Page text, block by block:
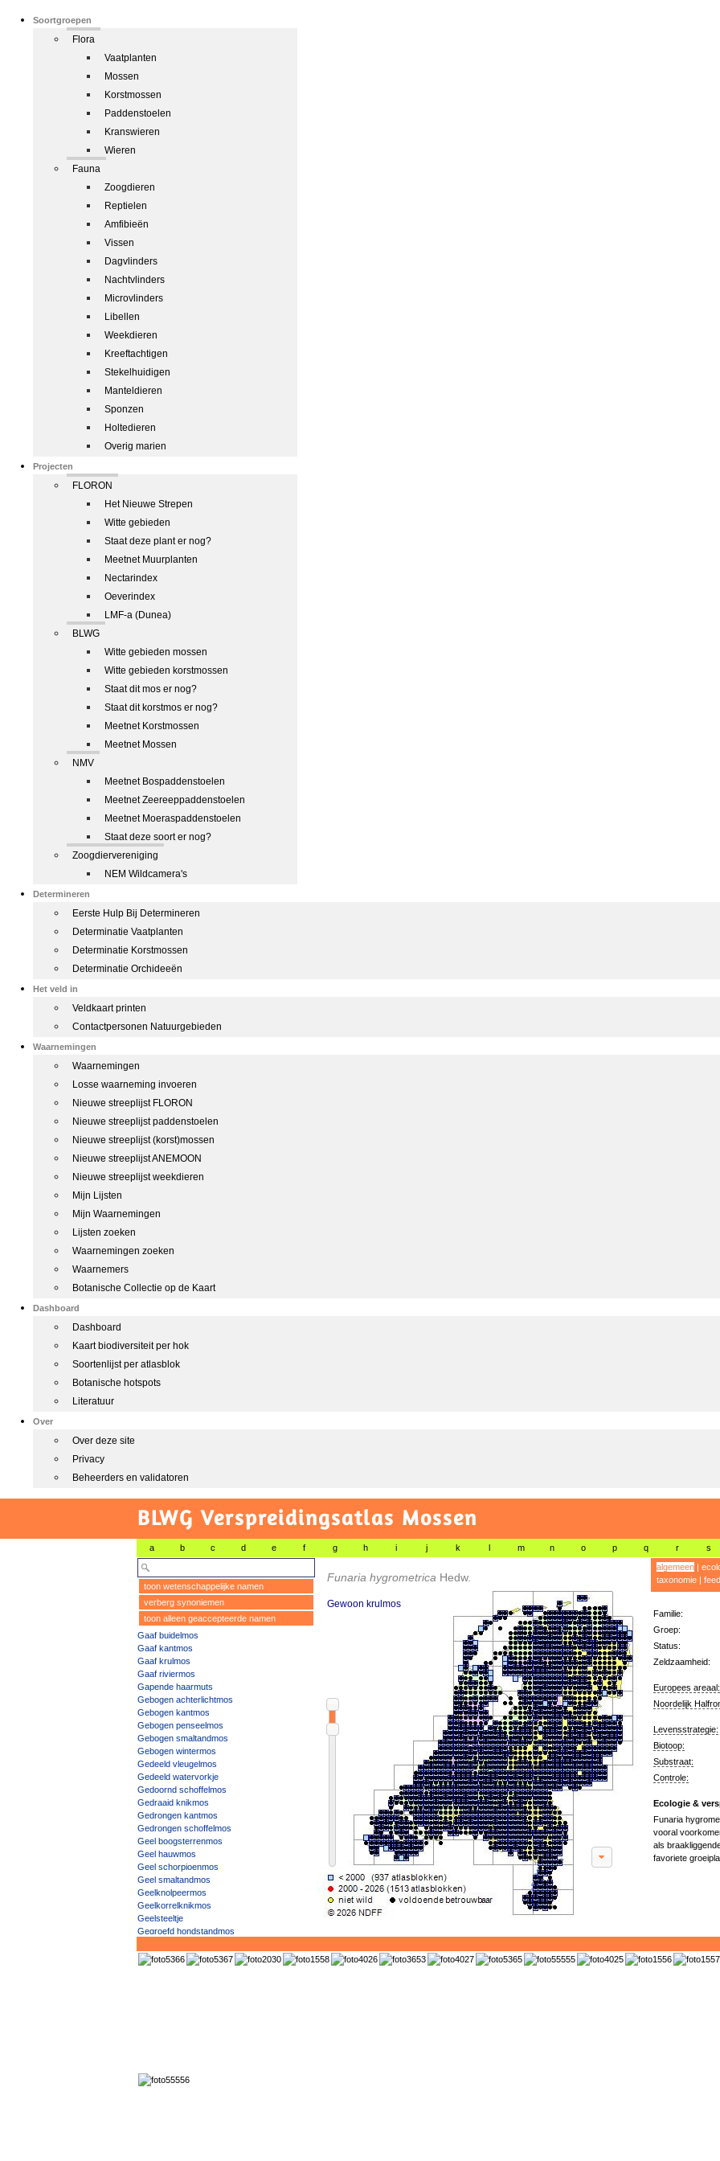
Soortgroepen
Flora
Vaatplanten
Mossen
Korstmossen
Paddenstoelen
Kranswieren
Wieren
Fauna
Zoogdieren
Reptielen
Amfibieën
Vissen
Dagvlinders
Nachtvlinders
Microvlinders
Libellen
Weekdieren
Kreeftachtigen
Stekelhuidigen
Manteldieren
Sponzen
Holtedieren
Overig marien
Projecten
FLORON
Het Nieuwe Strepen
Witte gebieden
Staat deze plant er nog?
Meetnet Muurplanten
Nectarindex
Oeverindex
LMF-a (Dunea)
BLWG
Witte gebieden mossen
Witte gebieden korstmossen
Staat dit mos er nog?
Staat dit korstmos er nog?
Meetnet Korstmossen
Meetnet Mossen
NMV
Meetnet Bospaddenstoelen
Meetnet Zeereeppaddenstoelen
Meetnet Moeraspaddenstoelen
Staat deze soort er nog?
Zoogdiervereniging
NEM Wildcamera's
Determineren
Eerste Hulp Bij Determineren
Determinatie Vaatplanten
Determinatie Korstmossen
Determinatie Orchideeën
Het veld in
Veldkaart printen
Contactpersonen Natuurgebieden
Waarnemingen
Waarnemingen
Losse waarneming invoeren
Nieuwe streeplijst FLORON
Nieuwe streeplijst paddenstoelen
Nieuwe streeplijst (korst)mossen
Nieuwe streeplijst ANEMOON
Nieuwe streeplijst weekdieren
Mijn Lijsten
Mijn Waarnemingen
Lijsten zoeken
Waarnemingen zoeken
Waarnemers
Botanische Collectie op de Kaart
Dashboard
Dashboard
Kaart biodiversiteit per hok
Soortenlijst per atlasblok
Botanische hotspots
Literatuur
Over
Over deze site
Privacy
Beheerders en validatoren
BLWG Verspreidingsatlas Mossen
a b c d e f g h i j k l m n o p q r s
toon wetenschappelijke namen
verberg synoniemen
toon alleen geaccepteerde namen
Gaaf buidelmos
Gaaf kantmos
Gaaf krulmos
Gaaf riviermos
Gapende haarmuts
Gebogen achterlichtmos
Gebogen kantmos
Gebogen penseelmos
Gebogen smaltandmos
Gebogen wintermos
Gedeeld vleugelmos
Gedeeld watervorkje
Gedoornd schoffelmos
Gedraaid knikmos
Gedrongen kantmos
Gedrongen schoffelmos
Geel boogsterrenmos
Geel hauwmos
Geel schorpioenmos
Geel smaltandmos
Geelknolpeermos
Geelkorrelknikmos
Geelsteeltje
Gegroefd hondstandmos
Gekerfd landvorkje
Gekroesd plakkaatmos
Gekroesde haarmuts
Funaria hygrometrica Hedw.
Gewoon krulmos
algemeen|
taxonomie|
Familie:
Groep:
Status:
Zeldzaamheid:
Europees areaal:
Noordelijk
Levensstrategie:
Biotoop:
Substraat:
Controle:
Ecologie &
Funaria
vooral
als
favoriete